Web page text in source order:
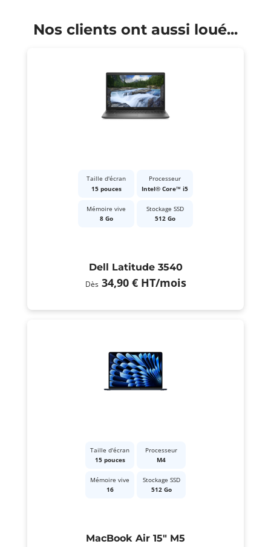
Nos clients ont aussi loué...
Taille d'écran
15 pouces
Processeur
Intel® Core™ i5
Mémoire vive
8 Go
Stockage SSD
512 Go
Dell Latitude 3540
Dès 34,90 € HT/mois
Taille d'écran
15 pouces
Processeur
M4
Mémoire vive
16
Stockage SSD
512 Go
MacBook Air 15" M5